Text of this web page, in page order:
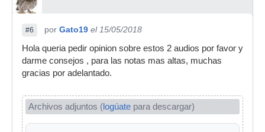
#6 por Gato19 el 15/05/2018
Hola queria pedir opinion sobre estos 2 audios por favor y
darme consejos , para las notas mas altas, muchas
gracias por adelantado.
Archivos adjuntos (logúate para descargar)